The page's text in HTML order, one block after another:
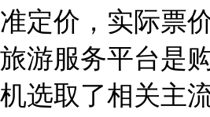
准定价，实际票
旅游服务平台是
机选取了相关主